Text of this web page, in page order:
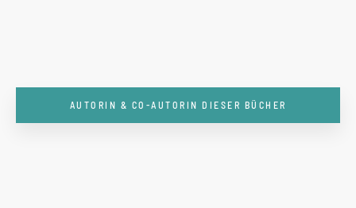
AUTORIN & CO-AUTORIN DIESER BÜCHER